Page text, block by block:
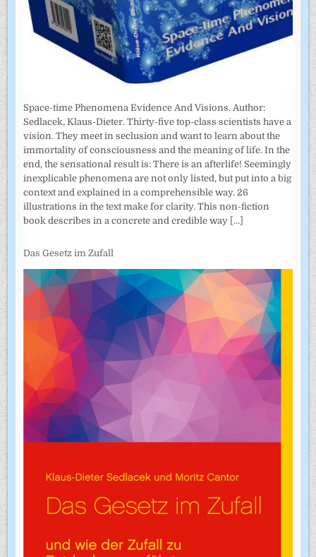
Space-time Phenomena Evidence And Visions. Author:
Sedlacek, Klaus-Dieter. Thirty-five top-class scientists have a
vision. They meet in seclusion and want to learn about the
immortality of consciousness and the meaning of life. In the
end, the sensational result is: There is an afterlife! Seemingly
inexplicable phenomena are not only listed, but put into a big
context and explained in a comprehensible way. 26
illustrations in the text make for clarity. This non-fiction
book describes in a concrete and credible way [...]
Das Gesetz im Zufall